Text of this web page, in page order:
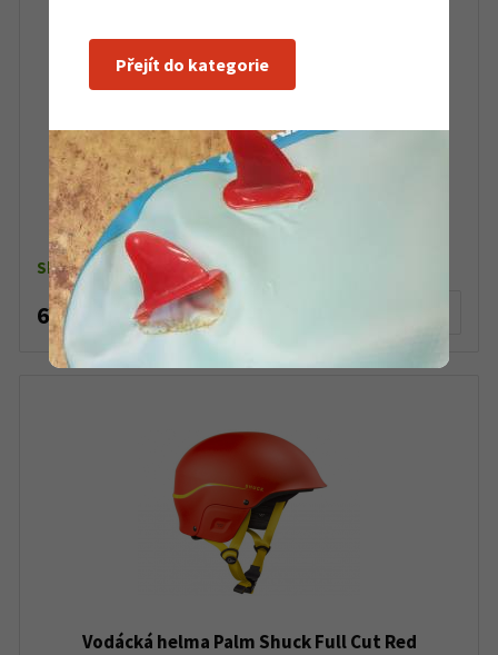
Vodotěsné pouzdro Fidlock Medi bag blue
Skladem dle varianty
629 Kč
Vodácká helma Palm Shuck Full Cut Red
Přejít do kategorie